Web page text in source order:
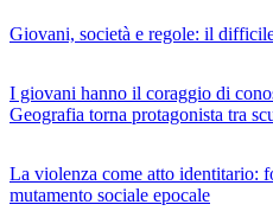
Giovani, società e regole: il
I giovani hanno il coraggio di
Geografia torna protagonista tra
La violenza come atto identitario:
mutamento sociale epocale